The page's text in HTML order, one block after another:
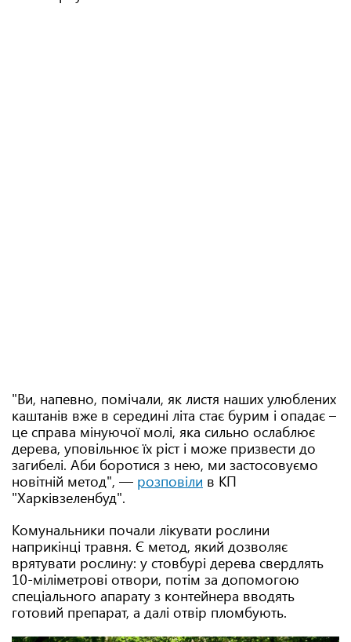
"Ви, напевно, помічали, як листя наших улюблених
каштанів вже в середині літа стає бурим і опадає –
це справа мінуючої молі, яка сильно ослаблює
дерева, уповільнює їх ріст і може призвести до
загибелі. Аби боротися з нею, ми застосовуємо
новітній метод", — розповіли в КП
"Харківзеленбуд".
Комунальники почали лікувати рослини
наприкінці травня. Є метод, який дозволяє
врятувати рослину: у стовбурі дерева свердлять
10-міліметрові отвори, потім за допомогою
спеціального апарату з контейнера вводять
готовий препарат, а далі отвір пломбують.